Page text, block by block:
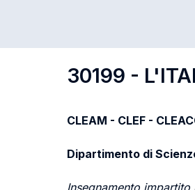
30199 -
CLEAM - CLEF -
Dipartimento di
Insegnamento impartito